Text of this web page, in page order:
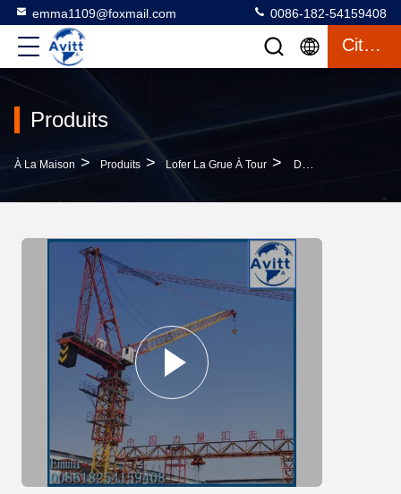
emma1109@foxmail.com 0086-182-54159408
Citation
Produits
À La Maison > Produits > Lofer La Grue À Tour > D5520 Téléscopique Hydraulique Tour Grue 18T Luffing Matériaux De Construction